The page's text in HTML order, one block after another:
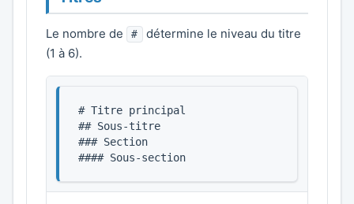
Le nombre de #
détermine le niveau du titre
(1 à 6).
# Titre principal
## Sous-titre
### Section
#### Sous-section